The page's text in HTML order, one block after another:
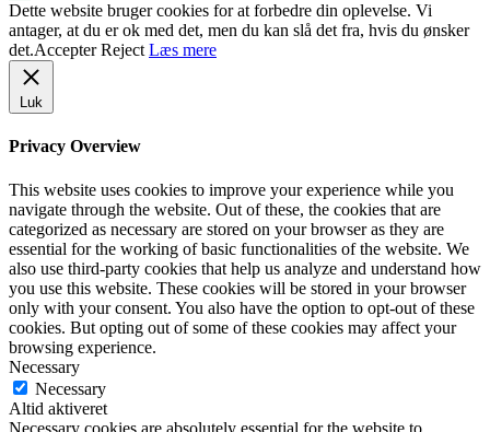
Dette website bruger cookies for at forbedre din oplevelse. Vi
antager, at du er ok med det, men du kan slå det fra, hvis du ønsker
det.Accepter Reject Læs mere
Luk
Privacy Overview
This website uses cookies to improve your experience while you
navigate through the website. Out of these, the cookies that are
categorized as necessary are stored on your browser as they are
essential for the working of basic functionalities of the website. We
also use third-party cookies that help us analyze and understand how
you use this website. These cookies will be stored in your browser
only with your consent. You also have the option to opt-out of these
cookies. But opting out of some of these cookies may affect your
browsing experience.
Necessary
Necessary
Altid aktiveret
Necessary cookies are absolutely essential for the website to